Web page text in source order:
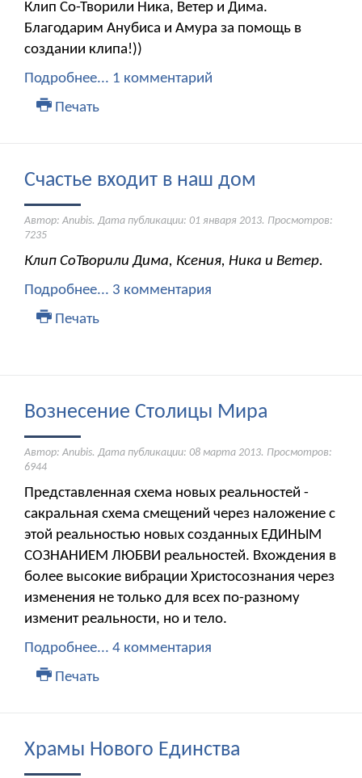
Клип Со-Творили Ника, Ветер и Дима.
Благодарим Анубиса и Амура за помощь в
создании клипа!))
Подробнее... 1 комментарий
Печать
Счастье входит в наш дом
Автор: Anubis. Дата публикации: 01 января 2013. Просмотров:
7235
Клип СоТворили Дима, Ксения, Ника и Ветер.
Подробнее... 3 комментария
Печать
Вознесение Столицы Мира
Автор: Anubis. Дата публикации: 08 марта 2013. Просмотров:
6944
Представленная схема новых реальностей -
сакральная схема смещений через наложение с
этой реальностью новых созданных ЕДИНЫМ
СОЗНАНИЕМ ЛЮБВИ реальностей. Вхождения в
более высокие вибрации Христосознания через
изменения не только для всех по-разному
изменит реальности, но и тело.
Подробнее... 4 комментария
Печать
Храмы Нового Единства